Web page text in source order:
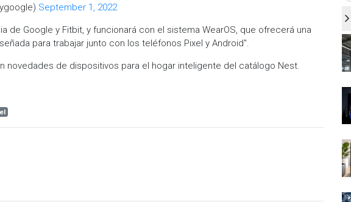
September 1, 2022
de Google y Fitbit, y funcionará con el sistema WearOS, que ofrecerá una
para trabajar junto con los teléfonos Pixel y Android".
novedades de dispositivos para el hogar inteligente del catálogo Nest.